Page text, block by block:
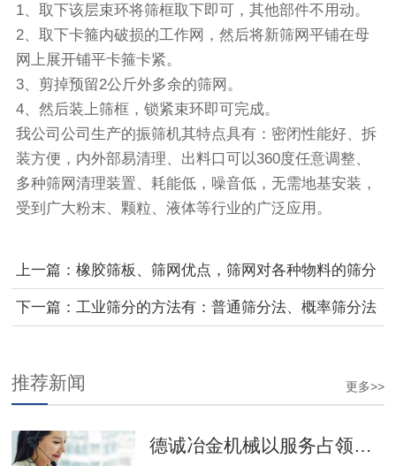
1、取下该层束环将筛框取下即可，其他部件不用动。
2、取下卡箍内破损的工作网，然后将新筛网平铺在母
网上展开铺平卡箍卡紧。
3、剪掉预留2公斤外多余的筛网。
4、然后装上筛框，锁紧束环即可完成。
我公司公司生产的振筛机其特点具有：密闭性能好、拆
装方便，内外部易清理、出料口可以360度任意调整、
多种筛网清理装置、耗能低，噪音低，无需地基安装，
受到广大粉末、颗粒、液体等行业的广泛应用。
上一篇：橡胶筛板、筛网优点，筛网对各种物料的筛分
效率有很大的影响
下一篇：工业筛分的方法有：普通筛分法、概率筛分法
更多>>
推荐新闻